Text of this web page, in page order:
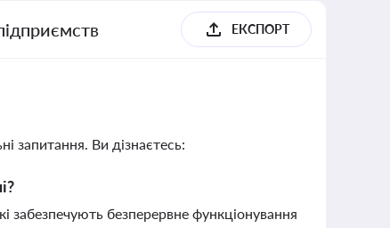
ЕКСПОРТ
запитання. Ви дізнаєтесь:
забезпечують безперервне функціонування